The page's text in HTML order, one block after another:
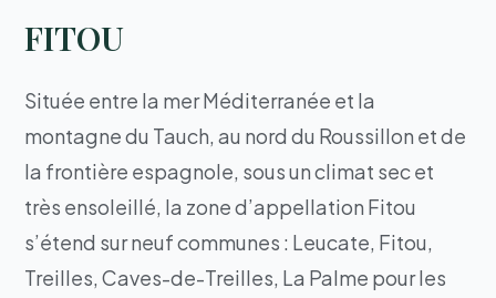
FITOU
Située entre la mer Méditerranée et la
montagne du Tauch, au nord du Roussillon et de
la frontière espagnole, sous un climat sec et
très ensoleillé, la zone d’appellation Fitou
s’étend sur neuf communes : Leucate, Fitou,
Treilles, Caves-de-Treilles, La Palme pour les